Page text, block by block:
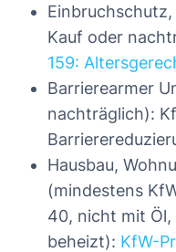
Kauf oder
159:
Barrierearmer
nachträglich):
Hausbau,
(mindestens
40, nicht mit Öl,
beheizt): KfW-